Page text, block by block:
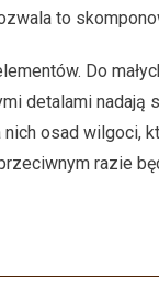
to
Do
detalami
osad wilgoci,
razie